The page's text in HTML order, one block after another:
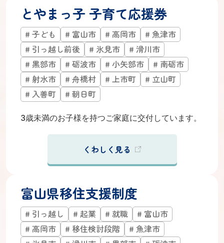
とやまっ子 子育て応援券
子ども 富山市 高岡市
魚津市
引っ越し前後
氷見市
滑川市
黒部市
砺波市 小矢部市
南砺市
射水市
舟橋村 上市町
立山町
入善町
朝日町
3歳未満のお子様を持つご家庭に交付しています。
くわしく見る
富山県移住支援制度
引っ越し 起業 就職
富山市
高岡市
移住検討段階
魚津市